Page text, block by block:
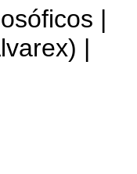
|
|